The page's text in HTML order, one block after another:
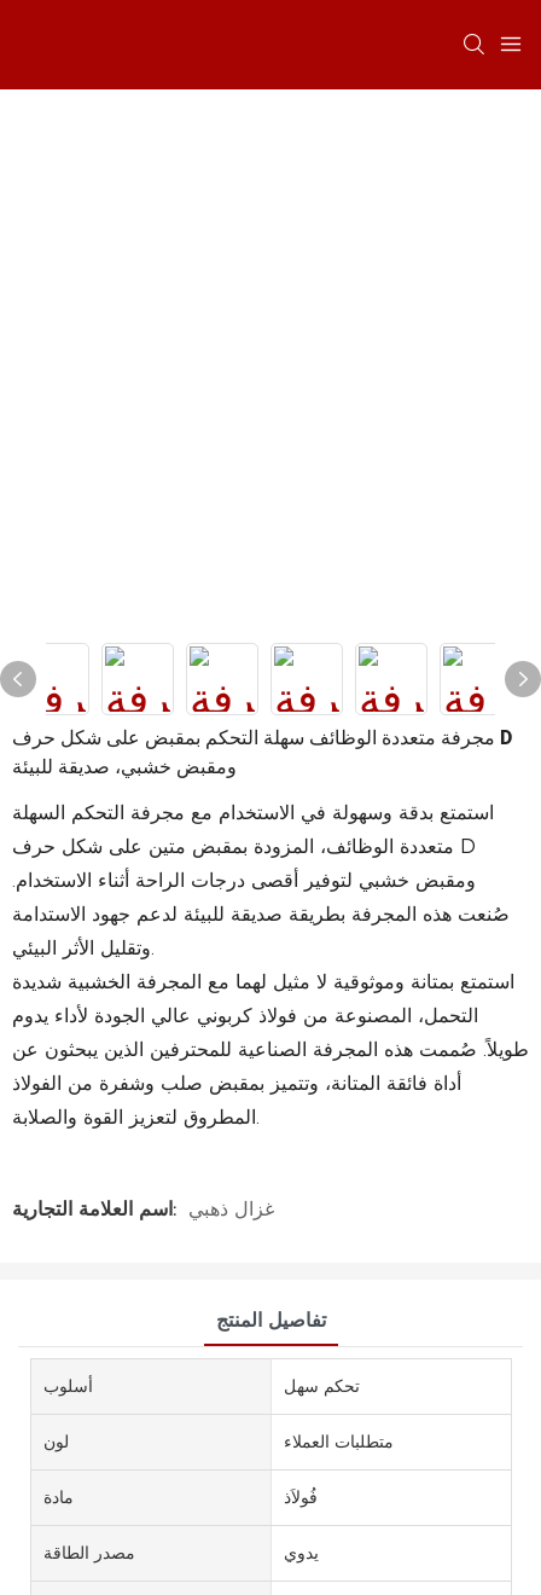
مجرفة متعددة الوظائف سهلة التحكم بمقبض على شكل حرف D
ومقبض خشبي، صديقة للبيئة
استمتع بدقة وسهولة في الاستخدام مع مجرفة التحكم السهلة
متعددة الوظائف، المزودة بمقبض متين على شكل حرف D
ومقبض خشبي لتوفير أقصى درجات الراحة أثناء الاستخدام.
صُنعت هذه المجرفة بطريقة صديقة للبيئة لدعم جهود الاستدامة
وتقليل الأثر البيئي.
استمتع بمتانة وموثوقية لا مثيل لهما مع المجرفة الخشبية شديدة
التحمل، المصنوعة من فولاذ كربوني عالي الجودة لأداء يدوم
طويلاً. صُممت هذه المجرفة الصناعية للمحترفين الذين يبحثون عن
أداة فائقة المتانة، وتتميز بمقبض صلب وشفرة من الفولاذ
المطروق لتعزيز القوة والصلابة.
اسم العلامة التجارية: غزال ذهبي
تفاصيل المنتج
أسلوب تحكم سهل
لون متطلبات العملاء
مادة فُولاَذ
مصدر الطاقة يدوي